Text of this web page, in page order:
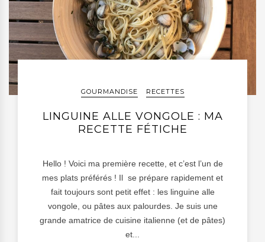
GOURMANDISE RECETTES
LINGUINE ALLE VONGOLE : MA
RECETTE FÉTICHE
Hello ! Voici ma première recette, et c’est l’un de
mes plats préférés ! Il se prépare rapidement et
fait toujours sont petit effet : les linguine alle
vongole, ou pâtes aux palourdes. Je suis une
grande amatrice de cuisine italienne (et de pâtes)
et...